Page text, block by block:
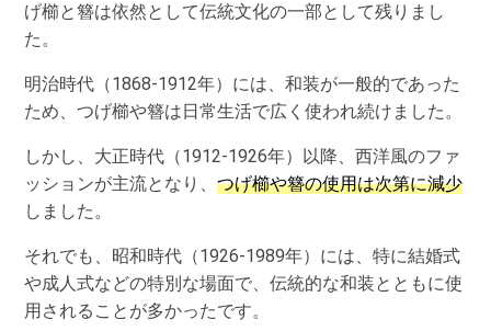
げ櫛と簪は依然として伝統文化の一部として残りまし
た。
明治時代（1868-1912年）には、和装が一般的であった
ため、つげ櫛や簪は日常生活で広く使われ続けました。
しかし、大正時代（1912-1926年）以降、西洋風のファ
ッションが主流となり、つげ櫛や簪の使用は次第に減少
しました。
それでも、昭和時代（1926-1989年）には、特に結婚式
や成人式などの特別な場面で、伝統的な和装とともに使
用されることが多かったです。